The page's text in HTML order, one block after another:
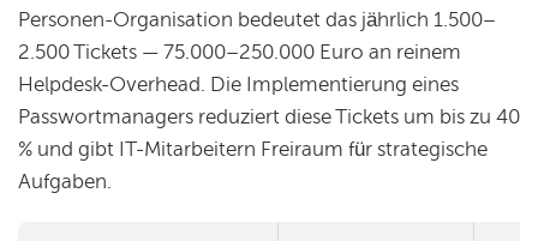
Personen-Organisation bedeutet das jährlich 1.500–
2.500 Tickets — 75.000–250.000 Euro an reinem
Helpdesk-Overhead. Die Implementierung eines
Passwortmanagers reduziert diese Tickets um bis zu 40
% und gibt IT-Mitarbeitern Freiraum für strategische
Aufgaben.